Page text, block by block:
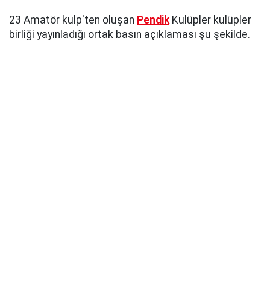
23 Amatör kulp'ten oluşan Pendik Kulüpler kulüpler
birliği yayınladığı ortak basın açıklaması şu şekilde.